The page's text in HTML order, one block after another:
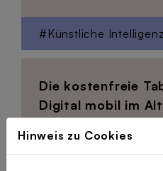
#Künstliche Intelligenz
Die kostenfreie
Digital mobil im
Hinweis zu Cookies